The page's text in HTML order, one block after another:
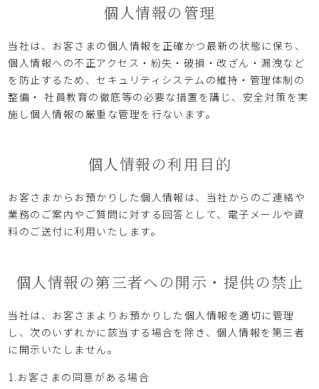
個人情報の管理
当社は、お客さまの個人情報を正確かつ最新の状態に保ち、
個人情報への不正アクセス・紛失・破損・改ざん・漏洩など
を防止するため、セキュリティシステムの維持・管理体制の
整備・ 社員教育の徹底等の必要な措置を講じ、安全対策を実
施し個人情報の厳重な管理を行ないます。
個人情報の利用目的
お客さまからお預かりした個人情報は、当社からのご連絡や
業務のご案内やご質問に対する回答として、電子メールや資
料のご送付に利用いたします。
個人情報の第三者への開示・提供の禁止
当社は、お客さまよりお預かりした個人情報を適切に管理
し、次のいずれかに該当する場合を除き、個人情報を第三者
に開示いたしません。
1.お客さまの同意がある場合